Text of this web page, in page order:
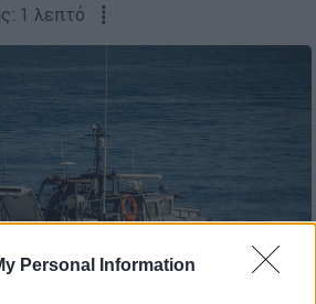
Personal Information
1 λεπτό ┋